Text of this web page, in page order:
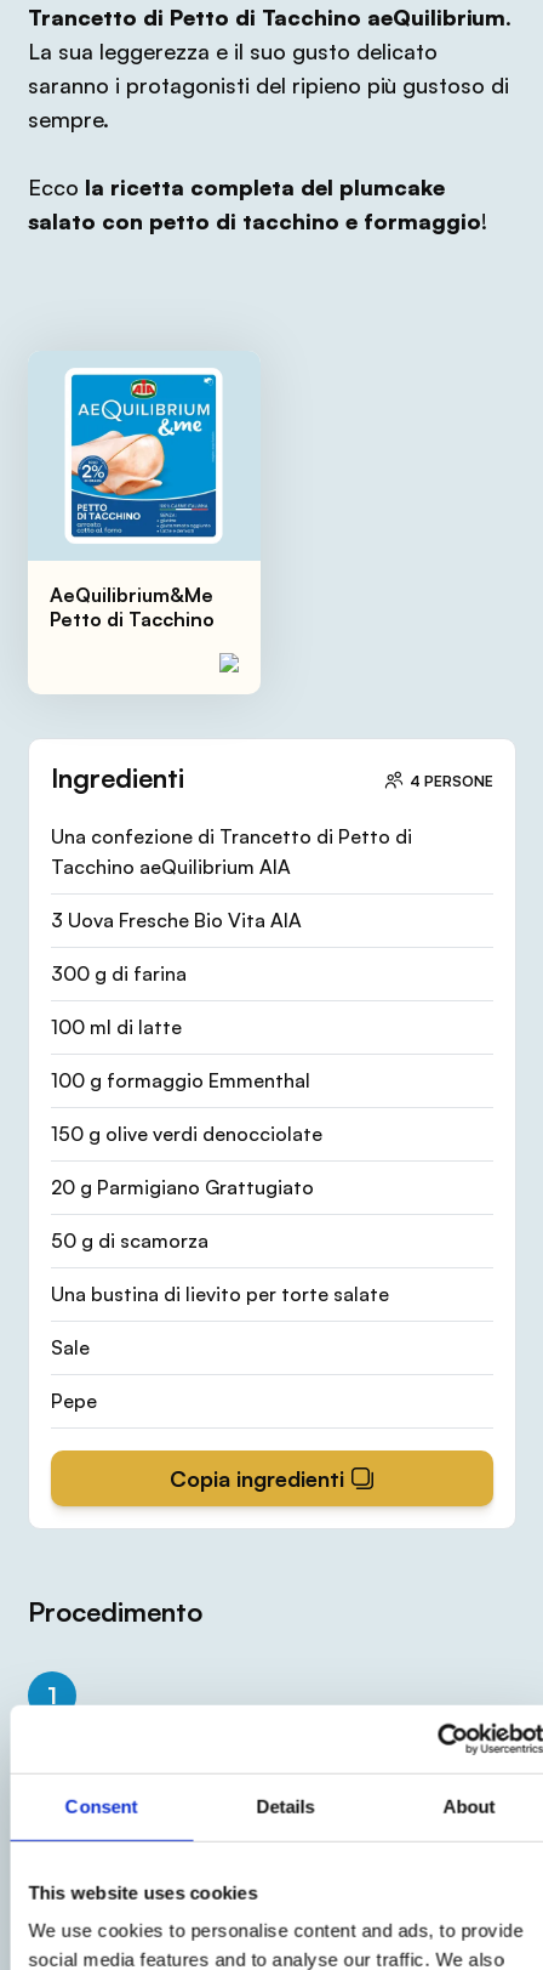
Consent Details About
This website uses cookies
We use cookies to personalise content and ads, to provide
social media features and to analyse our traffic. We also
Ingredienti 4 PERSONE
Una confezione di Trancetto di Petto di
Tacchino aeQuilibrium AIA
3 Uova Fresche Bio Vita AIA
300 g di farina
100 ml di latte
100 g formaggio Emmenthal
150 g olive verdi denocciolate
20 g Parmigiano Grattugiato
50 g di scamorza
Una bustina di lievito per torte salate
Sale
Pepe
Copia ingredienti
Trancetto di Petto di Tacchino aeQuilibrium.
La sua leggerezza e il suo gusto delicato
saranno i protagonisti del ripieno più gustoso di
sempre.
Ecco la ricetta completa del plumcake
salato con petto di tacchino e formaggio!
AeQuilibrium&Me
Petto di Tacchino
Procedimento
1
: tagliate il
Trancetto di Petto di Tacchino aeQuilibrium
a dadini e, con lui, anche ilformaggio
cercando di formare dei piccoli cubetti di
uguale misura. Tagliate anche le